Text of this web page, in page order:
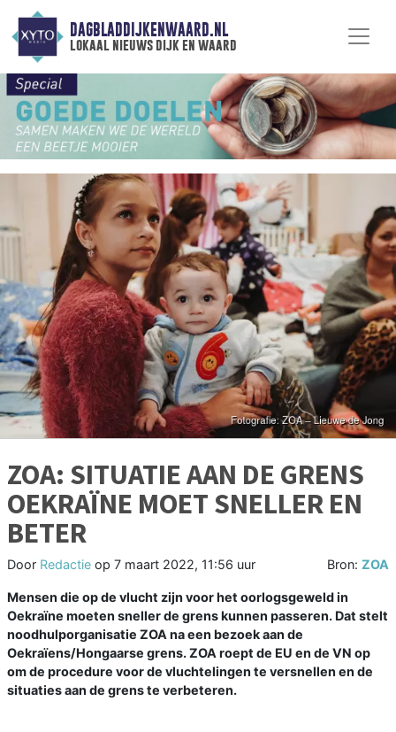
DAGBLADDIJKENWAARD.NL
lokaal nieuws dijk en waard
ZOA: SITUATIE AAN DE GRENS
OEKRAÏNE MOET SNELLER EN
BETER
Door Redactie op 7 maart 2022, 11:56 uur Bron: ZOA
Mensen die op de vlucht zijn voor het oorlogsgeweld in
Oekraïne moeten sneller de grens kunnen passeren. Dat stelt
noodhulporganisatie ZOA na een bezoek aan de
Oekraïens/Hongaarse grens. ZOA roept de EU en de VN op
om de procedure voor de vluchtelingen te versnellen en de
situaties aan de grens te verbeteren.